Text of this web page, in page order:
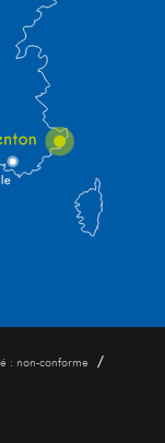
: non-conforme /